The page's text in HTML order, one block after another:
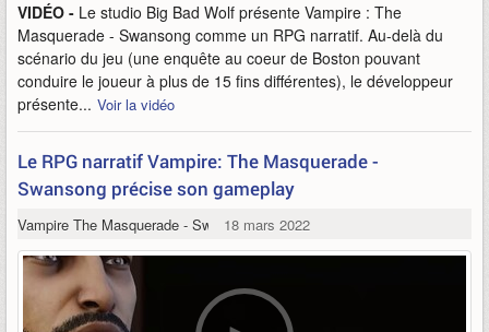
VIDÉO - Le studio Big Bad Wolf présente Vampire : The
Masquerade - Swansong comme un RPG narratif. Au-delà du
scénario du jeu (une enquête au coeur de Boston pouvant
conduire le joueur à plus de 15 fins différentes), le développeur
présente... Voir la vidéo
Le RPG narratif Vampire: The Masquerade -
Swansong précise son gameplay
Vampire The Masquerade - Swansong18 mars 2022